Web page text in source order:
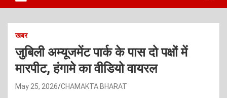
खबर
जुबिली अम्यूजमेंट पार्क के पास दो पक्षों में
मारपीट, हंगामे का वीडियो वायरल
May 25, 2026 CHAMAKTA BHARAT